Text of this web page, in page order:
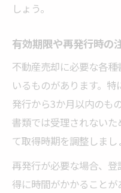
しょう。
有効期限や再発行時の
不動産売却に必要な各
いるものがあります。特
発行から3か月以内のも
書類では受理されない
て取得時期を調整しまし
再発行が必要な場合、
得に時間がかかること